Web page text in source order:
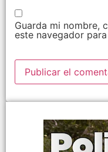
Guarda mi nombre,
este navegador